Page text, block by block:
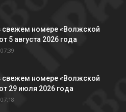
свежем номере «Волжской
5 августа 2026 года
свежем номере «Волжской
29 июля 2026 года